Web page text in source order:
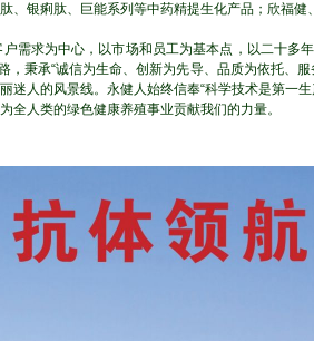
、银痢肽、巨能系列等中药精提生化产品；欣福健
需求为中心，以市场和员工为基本点，以二十多
秉承“诚信为生命、创新为先导、品质为依托、
人的风景线。永健人始终信奉“科学技术是第一生
全人类的绿色健康养殖事业贡献我们的力量。